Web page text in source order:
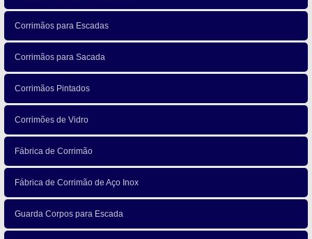
Corrimãos para Escadas
Corrimãos para Sacada
Corrimãos Pintados
Corrimões de Vidro
Fábrica de Corrimão
Fábrica de Corrimão de Aço Inox
Guarda Corpos para Escada